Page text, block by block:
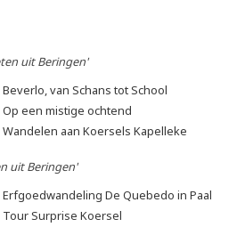
uit Beringen'
Beverlo, van Schans tot School
Op een mistige ochtend
Wandelen aan Koersels Kapelleke
uit Beringen'
Erfgoedwandeling De Quebedo in Paal
Tour Surprise Koersel